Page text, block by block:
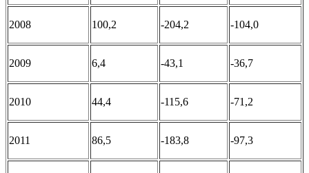
2008 100,2 -204,2 -104,0
2009 6,4 -43,1 -36,7
2010 44,4 -115,6 -71,2
2011 86,5 -183,8 -97,3